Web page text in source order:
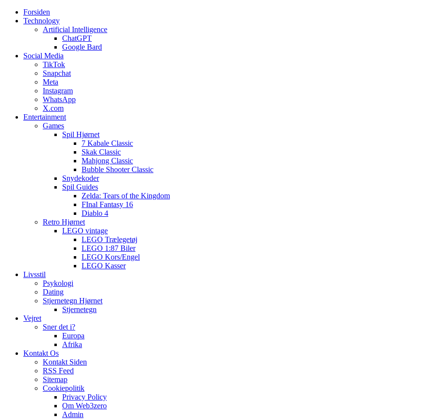
Web3zero.dk
Web3zero.dk
Forsiden
Technology
Artificial Intelligence
ChatGPT
Google Bard
Social Media
TikTok
Snapchat
Meta
Instagram
WhatsApp
X.com
Entertainment
Games
Spil Hjørnet
7 Kabale Classic
Skak Classic
Mahjong Classic
Bubble Shooter Classic
Snydekoder
Spil Guides
Zelda: Tears of the Kingdom
FInal Fantasy 16
Diablo 4
Retro Hjørnet
LEGO vintage
LEGO Trælegetøj
LEGO 1:87 Biler
LEGO Kors/Engel
LEGO Kasser
Livsstil
Psykologi
Dating
Stjernetegn Hjørnet
Stjernetegn
Vejret
Sner det i?
Europa
Afrika
Kontakt Os
Kontakt Siden
RSS Feed
Sitemap
Cookiepolitik
Privacy Policy
Om Web3zero
Admin